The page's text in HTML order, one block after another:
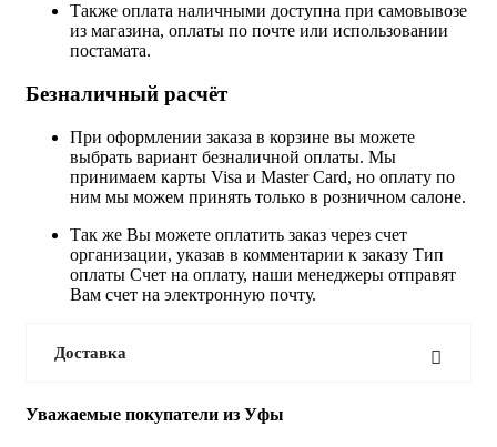
Также оплата наличными доступна при самовывозе
из магазина, оплаты по почте или использовании
постамата.
Безналичный расчёт
При оформлении заказа в корзине вы можете
выбрать вариант безналичной оплаты. Мы
принимаем карты Visa и Master Card, но оплату по
ним мы можем принять только в розничном салоне.
Так же Вы можете оплатить заказ через счет
организации, указав в комментарии к заказу Тип
оплаты Счет на оплату, наши менеджеры отправят
Вам счет на электронную почту.
Доставка
Уважаемые покупатели из Уфы